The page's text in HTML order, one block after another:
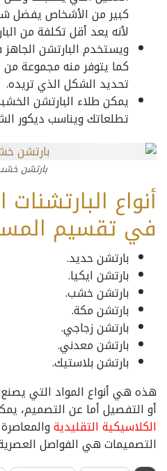
كبير من الأشخاص يفضل
لأنه يعد أقل تكلفة من
ويستخدم البارتشن
كما يتوفر منه مجموعة من
تحديد الشكل الذي تريده.
يمكن طلاء البارتشن
تطلعاتك ويناسب ديكور
بارتشن
أنواع
في تقسيم
بارتشن حديد.
بارتشن ايكيا.
بارتشن خشب.
بارتشن مكة.
بارتشن زجاجي.
بارتشن معدني.
بارتشن بلاستيك.
هذه هي أنواع المواد التي
أو التفصيل أما عنالتصميم،
الكلاسيكية التقليدية
التصميمات هي الفواصل